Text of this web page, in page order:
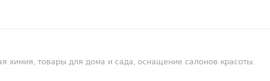
химия, товары для дома и сада, оснащение салонов красоты.